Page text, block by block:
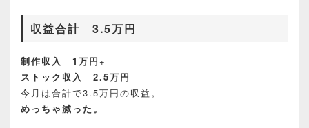
収益合計 3.5万円
制作収入 1万円 +
ストック収入 2.5万円
今月は合計で3.5万円の収益。
めっちゃ減った。